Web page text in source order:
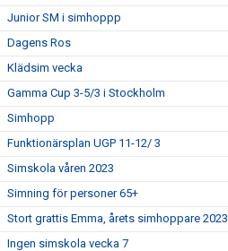
Junior SM i simhoppp
Dagens Ros
Klädsim vecka
Gamma Cup 3-5/3 i Stockholm
Simhopp
Funktionärsplan UGP 11-12/ 3
Simskola våren 2023
Simning för personer 65+
Stort grattis Emma, årets simhoppare 2023
Ingen simskola vecka 7